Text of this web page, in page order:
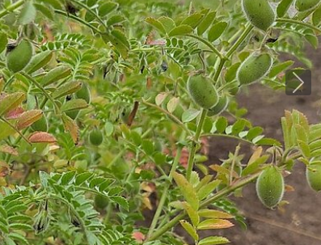
Next